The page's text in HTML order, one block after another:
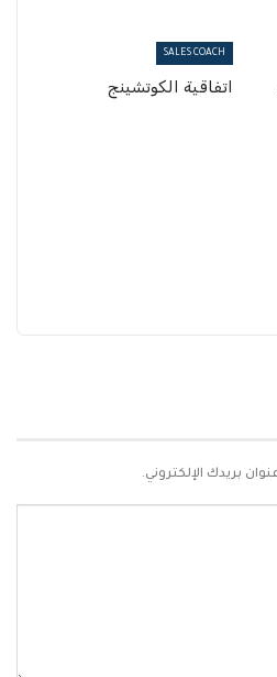
SALES COACH
اتفاقية الكوتشينج
بريدك الإلكتروني.